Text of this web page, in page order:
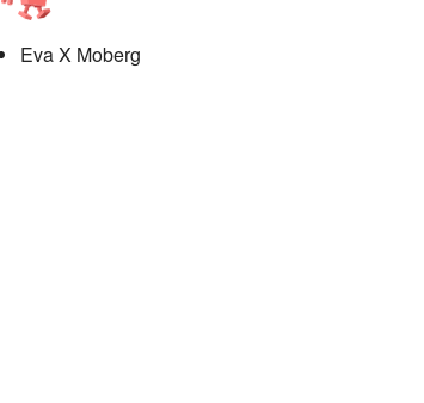
Eva X Moberg